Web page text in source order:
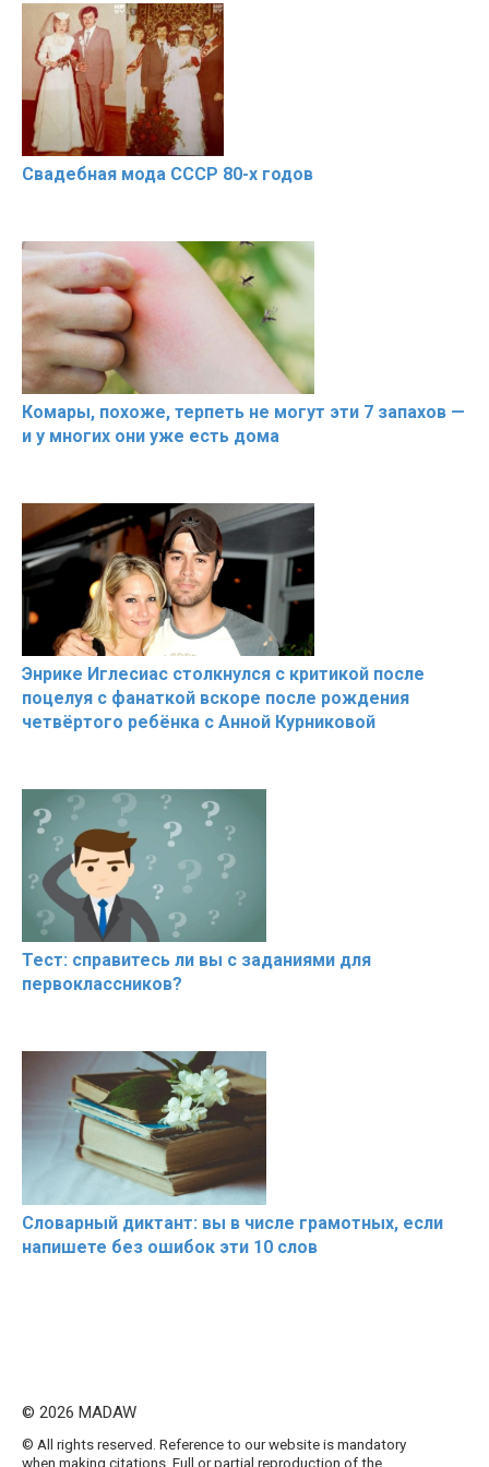
Свадебная мода СССР 80-х годов
Комары, похоже, терпеть не могут эти 7 запахов —
и у многих они уже есть дома
Энрике Иглесиас столкнулся с критикой после
поцелуя с фанаткой вскоре после рождения
четвёртого ребёнка с Анной Курниковой
Тест: справитесь ли вы с заданиями для
первоклассников?
Словарный диктант: вы в числе грамотных, если
напишете без ошибок эти 10 слов
© 2026 MADAW
© All rights reserved. Reference to our website is mandatory
when making citations. Full or partial reproduction of the